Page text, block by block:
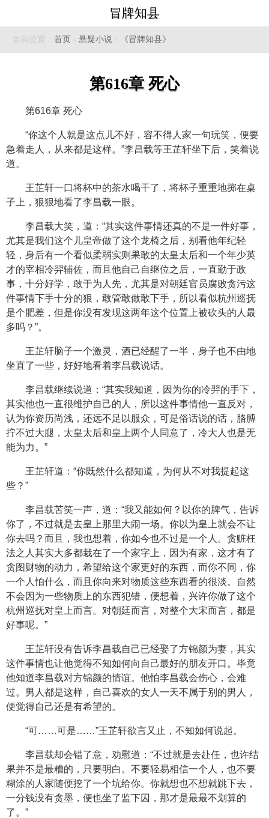
冒牌知县
当前位置： 首页 › 悬疑小说 › 《冒牌知县》
第616章 死心
第616章 死心
“你这个人就是这点儿不好，容不得人家一句玩笑，便要
急着走人，从来都是这样。”李昌载等王芷轩坐下后，笑着说
道。
王芷轩一口将杯中的茶水喝干了，将杯子重重地掷在桌
子上，狠狠地看了李昌载一眼。
李昌载大笑，道：“其实这件事情还真的不是一件好事，
尤其是我们这个儿皇帝做了这个龙椅之后，别看他年纪轻
轻，身后有一个看似柔弱实则果敢的太皇太后和一个年少英
才的宰相冷羿辅佐，而且他自己自继位之后，一直勤于政
事，十分好学，敢于为人先，尤其是对朝廷官员腐败贪污这
件事情下手十分的狠，敢管敢做敢下手，所以看似杭州巡抚
是个肥差，但是你没有发现这两年这个位置上被砍头的人最
多吗？”。
王芷轩脑子一个激灵，酒已经醒了一半，身子也不由地
坐直了一些，好好地看着李昌载说话。
李昌载继续说道：“其实我知道，因为你的冷羿的手下，
其实他也一直很维护自己的人，所以这件事情他一直反对，
认为你资历尚浅，还远不足以服众，可是俗话说的话，胳膊
拧不过大腿，太皇太后和皇上两个人同意了，冷大人也是无
能为力。”
王芷轩道：“你既然什么都知道，为何从不对我提起这
些？”
李昌载苦笑一声，道：“我又能如何？以你的脾气，告诉
你了，不过就是去皇上那里大闹一场。你以为皇上就会不让
你去吗？而且，我也想着，你如今也不过是一个人。贪赃枉
法之人其实大多都栽在了一个家字上，因为有家，这才有了
贪图财物的动力，希望给这个家更好的东西，而你不同，你
一个人怕什么，而且你向来对物质这些东西看的很淡。自然
不会因为一些物质上的东西犯错，便想着，兴许你做了这个
杭州巡抚对皇上而言。对朝廷而言，对整个大宋而言，都是
好事呢。”
王芷轩没有告诉李昌载自己已经娶了方锦颜为妻，其实
这件事情也让他觉得不知如何向自己最好的朋友开口。毕竟
他知道李昌载对方锦颜的情谊。他怕李昌载会伤心，会难
过。男人都是这样，自己喜欢的女人一天不属于别的男人，
便觉得自己还是有希望的。
“可……可是……”王芷轩欲言又止，不知如何说起。
李昌载却会错了意，劝慰道：“不过就是去赴任，也许结
果并不是最糟的，只要明白。不要轻易相信一个人，也不要
糊涂的人家随便挖了一个坑给你。你就想也不想就跳下去，
一分钱没有贪墨，便也坐了监下囚，那才是最最不划算的
了。”